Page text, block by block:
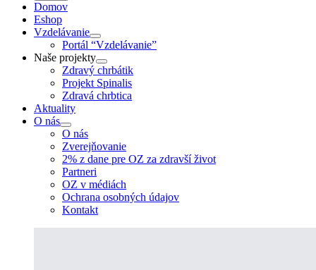
Domov
Eshop
Vzdelávanie
Portál “Vzdelávanie”
Naše projekty
Zdravý chrbátik
Projekt Spinalis
Zdravá chrbtica
Aktuality
O nás
O nás
Zverejňovanie
2% z dane pre OZ za zdravší život
Partneri
OZ v médiách
Ochrana osobných údajov
Kontakt